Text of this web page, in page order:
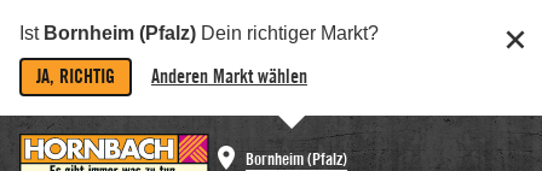
Ist Bornheim (Pfalz) Dein richtiger Markt?
JA, RICHTIG Anderen Markt wählen
Bornheim (Pfalz)